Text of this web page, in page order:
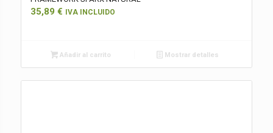
35,89 € IVA INCLUIDO
Añadir al carrito Mostrar detalles